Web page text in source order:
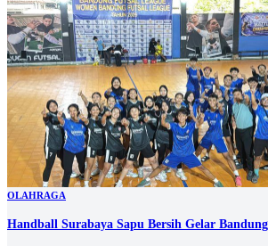
OLAHRAGA
Handball Surabaya Sapu Bersih Gelar